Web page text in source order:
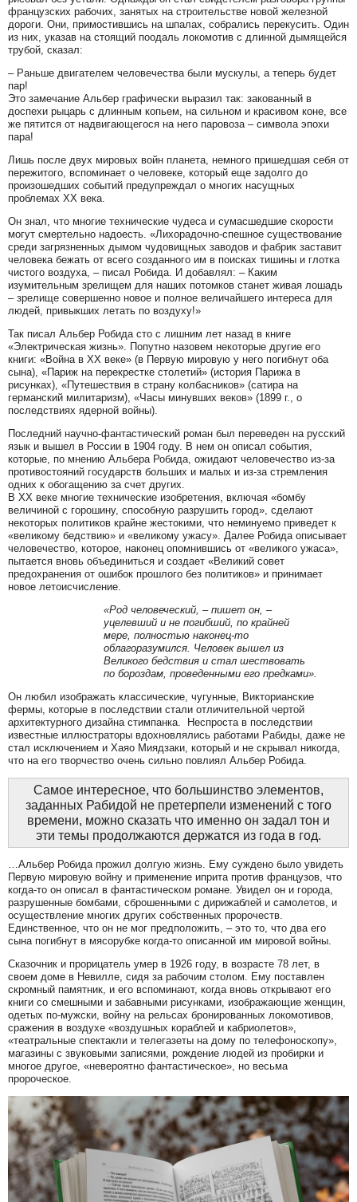
французских рабочих, занятых на строительстве новой железной
дороги. Они, примостившись на шпалах, собрались перекусить. Один
из них, указав на стоящий поодаль локомотив с длинной дымящейся
трубой, сказал:
– Раньше двигателем человечества были мускулы, а теперь будет
пар!
Это замечание Альбер графически выразил так: закованный в
доспехи рыцарь с длинным копьем, на сильном и красивом коне, все
же пятится от надвигающегося на него паровоза – символа эпохи
пара!
Лишь после двух мировых войн планета, немного пришедшая себя от
пережитого, вспоминает о человеке, который еще задолго до
произошедших событий предупреждал о многих насущных
проблемах ХХ века.
Он знал, что многие технические чудеса и сумасшедшие скорости
могут смертельно надоесть. «Лихорадочно-спешное существование
среди загрязненных дымом чудовищных заводов и фабрик заставит
человека бежать от всего созданного им в поисках тишины и глотка
чистого воздуха, – писал Робида. И добавлял: – Каким
изумительным зрелищем для наших потомков станет живая лошадь
– зрелище совершенно новое и полное величайшего интереса для
людей, привыкших летать по воздуху!»
Так писал Альбер Робида сто с лишним лет назад в книге
«Электрическая жизнь». Попутно назовем некоторые другие его
книги: «Война в XX веке» (в Первую мировую у него погибнут оба
сына), «Париж на перекрестке столетий» (история Парижа в
рисунках), «Путешествия в страну колбасников» (сатира на
германский милитаризм), «Часы минувших веков» (1899 г., о
последствиях ядерной войны).
Последний научно-фантастический роман был переведен на русский
язык и вышел в России в 1904 году. В нем он описал события,
которые, по мнению Альбера Робида, ожидают человечество из-за
противостояний государств больших и малых и из-за стремления
одних к обогащению за счет других.
В XX веке многие технические изобретения, включая «бомбу
величиной с горошину, способную разрушить город», сделают
некоторых политиков крайне жестокими, что неминуемо приведет к
«великому бедствию» и «великому ужасу». Далее Робида описывает
человечество, которое, наконец опомнившись от «великого ужаса»,
пытается вновь объединиться и создает «Великий совет
предохранения от ошибок прошлого без политиков» и принимает
новое летоисчисление.
«Род человеческий, – пишет он, –
уцелевший и не погибший, по крайней
мере, полностью наконец-то
облагоразумился. Человек вышел из
Великого бедствия и стал шествовать
по бороздам, проведенными его предками».
Он любил изображать классические, чугунные, Викторианские
фермы, которые в последствии стали отличительной чертой
архитектурного дизайна стимпанка. Неспроста в последствии
известные иллюстраторы вдохновлялись работами Рабиды, даже не
стал исключением и Хаяо Миядзаки, который и не скрывал никогда,
что на его творчество очень сильно повлиял Альбер Робида.
Самое интересное, что большинство элементов,
заданных Рабидой не претерпели изменений с того
времени, можно сказать что именно он задал тон и
эти темы продолжаются держатся из года в год.
…Альбер Робида прожил долгую жизнь. Ему суждено было увидеть
Первую мировую войну и применение иприта против французов, что
когда-то он описал в фантастическом романе. Увидел он и города,
разрушенные бомбами, сброшенными с дирижаблей и самолетов, и
осуществление многих других собственных пророчеств.
Единственное, что он не мог предположить, – это то, что два его
сына погибнут в мясорубке когда-то описанной им мировой войны.
Сказочник и прорицатель умер в 1926 году, в возрасте 78 лет, в
своем доме в Невилле, сидя за рабочим столом. Ему поставлен
скромный памятник, и его вспоминают, когда вновь открывают его
книги со смешными и забавными рисунками, изображающие женщин,
одетых по-мужски, войну на рельсах бронированных локомотивов,
сражения в воздухе «воздушных кораблей и кабриолетов»,
«театральные спектакли и телегазеты на дому по телефоноскопу»,
магазины с звуковыми записями, рождение людей из пробирки и
многое другое, «невероятно фантастическое», но весьма
пророческое.